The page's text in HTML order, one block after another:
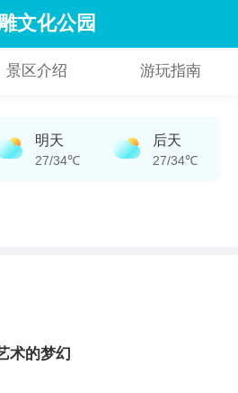
文化公园
景区介绍 游玩指南
明天
27/34℃
后天
27/34℃
术的梦幻